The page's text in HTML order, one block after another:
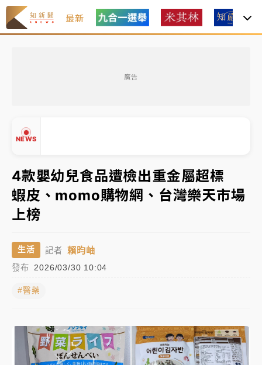
最新
廣告
NEWS
處置制度大變革！ 證交所今起縮短股票「關禁閉」天
數與撮合時間
才續任就飛美國大學面試 清大校長高為元致歉：機會
到來時引起我的好奇
白海豚颱風解除海警 西南風來了！4縣市大雨特報、各
地午後雷雨
分析｜
標？ 鴻海本週法說法人關注的四大重點
盟 兩大愛徒向他致
獨家｜
和欣客運總裁逝世！少東涉洗錢遭收押 戴手銬
▲
▼
4款嬰幼兒食品遭檢出重金屬超標
蝦皮、momo購物網、台灣樂天市場
上榜
生活 記者 賴昀岫
發布 2026/03/30 10:04
#醫藥